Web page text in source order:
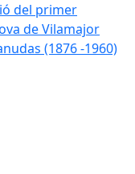
del primer
de Vilamajor
(1876 -1960)